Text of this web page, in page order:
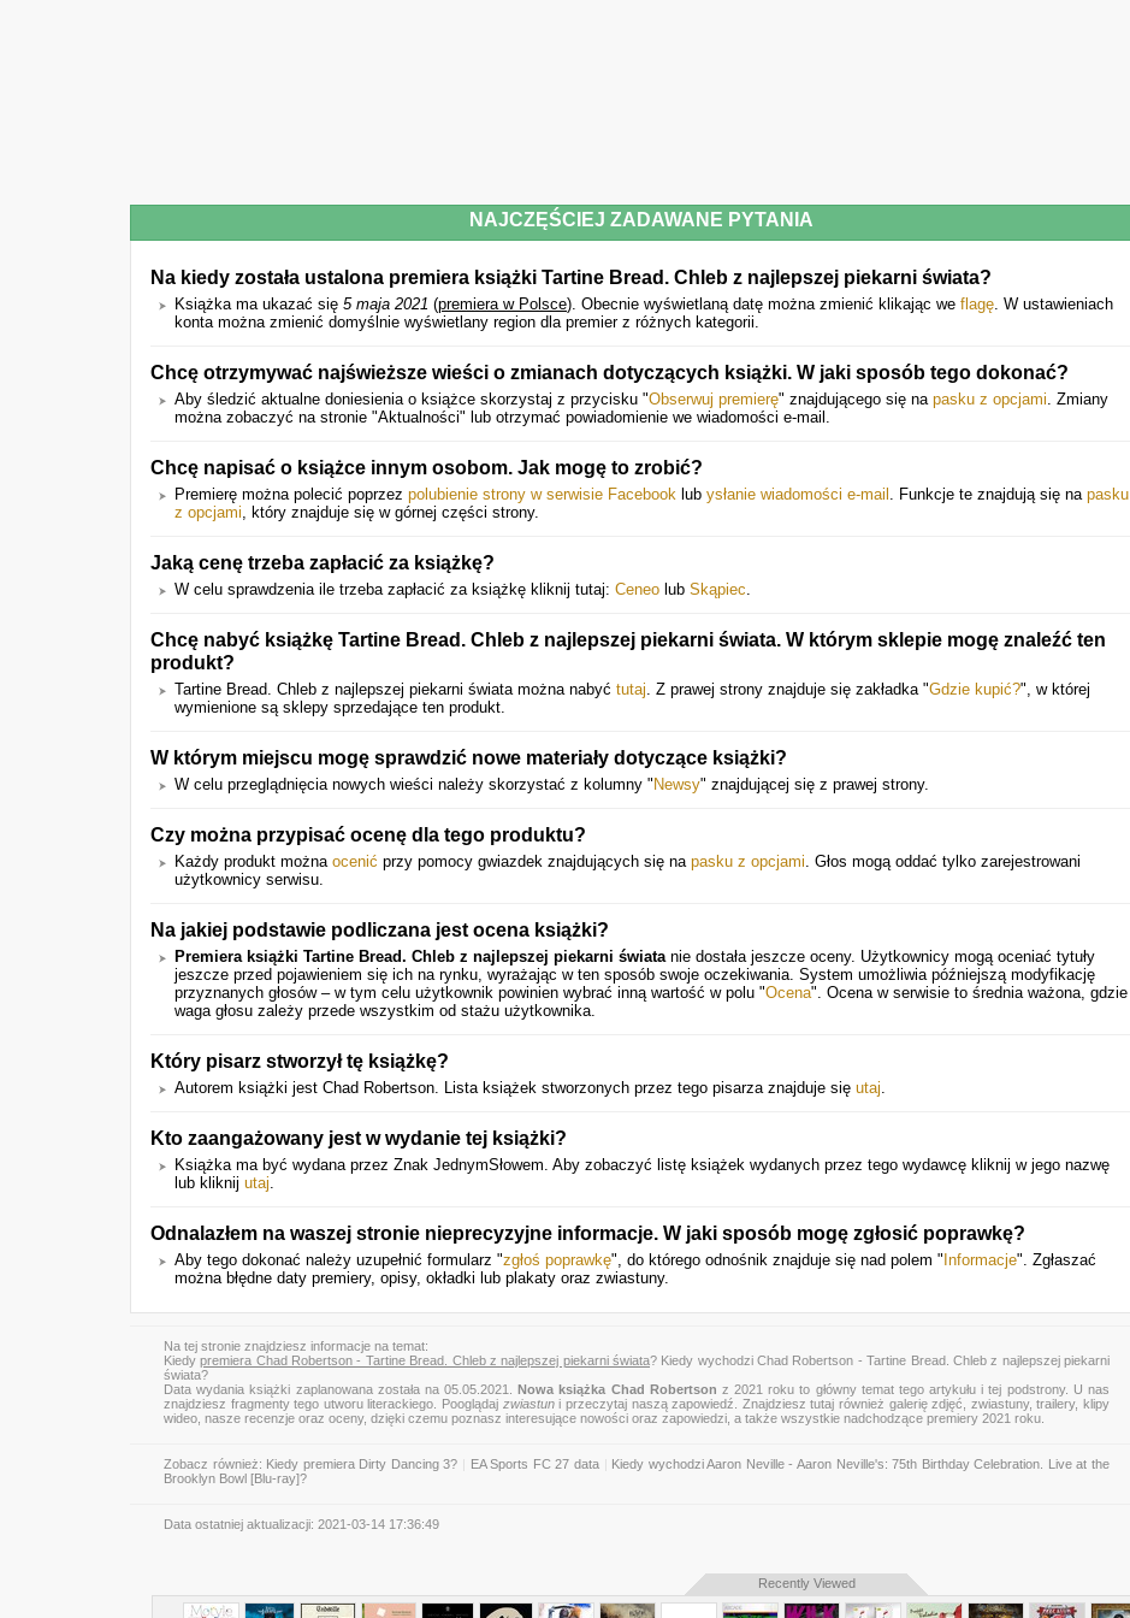
NAJCZĘŚCIEJ ZADAWANE PYTANIA
Na kiedy została ustalona premiera książki Tartine Bread. Chleb z najlepszej piekarni świata?
Książka ma ukazać się 5 maja 2021 (premiera w Polsce). Obecnie wyświetlaną datę można zmienić klikając we flagę. W ustawieniach
konta można zmienić domyślnie wyświetlany region dla premier z różnych kategorii.
Chcę otrzymywać najświeższe wieści o zmianach dotyczących książki. W jaki sposób tego dokonać?
Aby śledzić aktualne doniesienia o książce skorzystaj z przycisku "Obserwuj premierę" znajdującego się na pasku z opcjami. Zmiany
można zobaczyć na stronie "Aktualności" lub otrzymać powiadomienie we wiadomości e-mail.
Chcę napisać o książce innym osobom. Jak mogę to zrobić?
Premierę można polecić poprzez polubienie strony w serwisie Facebook lub ysłanie wiadomości e-mail . Funkcje te znajdują się na pasku
z opcjami, który znajduje się w górnej części strony.
Jaką cenę trzeba zapłacić za książkę?
W celu sprawdzenia ile trzeba zapłacić za książkę kliknij tutaj: Ceneo lub Skąpiec.
Chcę nabyć książkę Tartine Bread. Chleb z najlepszej piekarni świata. W którym sklepie mogę znaleźć ten
produkt?
Tartine Bread. Chleb z najlepszej piekarni świata można nabyć tutaj. Z prawej strony znajduje się zakładka "Gdzie kupić?", w której
wymienione są sklepy sprzedające ten produkt.
W którym miejscu mogę sprawdzić nowe materiały dotyczące książki?
W celu przeglądnięcia nowych wieści należy skorzystać z kolumny " Newsy" znajdującej się z prawej strony.
Czy można przypisać ocenę dla tego produktu?
Każdy produkt można ocenić przy pomocy gwiazdek znajdujących się na pasku z opcjami. Głos mogą oddać tylko zarejestrowani
użytkownicy serwisu.
Na jakiej podstawie podliczana jest ocena książki?
Premiera książki Tartine Bread. Chleb z najlepszej piekarni światanie dostała jeszcze oceny. Użytkownicy mogą oceniać tytuły
jeszcze przed pojawieniem się ich na rynku, wyrażając w ten sposób swoje oczekiwania. System umożliwia późniejszą modyfikację
przyznanych głosów – w tym celu użytkownik powinien wybrać inną wartość w polu "Ocena". Ocena w serwisie to średnia ważona, gdzie
waga głosu zależy przede wszystkim od stażu użytkownika.
Który pisarz stworzył tę książkę?
Autorem książki jest Chad Robertson. Lista książek stworzonych przez tego pisarza znajduje się utaj.
Kto zaangażowany jest w wydanie tej książki?
Książka ma być wydana przez Znak JednymSłowem. Aby zobaczyć listę książek wydanych przez tego wydawcę kliknij w jego nazwę
lub kliknij utaj.
Odnalazłem na waszej stronie nieprecyzyjne informacje. W jaki sposób mogę zgłosić poprawkę?
Aby tego dokonać należy uzupełnić formularz "zgłoś poprawkę", do którego odnośnik znajduje się nad polem " Informacje". Zgłaszać
można błędne daty premiery, opisy, okładki lub plakaty oraz zwiastuny.
Na tej stronie znajdziesz informacje na temat:
Kiedypremiera Chad Robertson - Tartine Bread. Chleb z najlepszej piekarni świata? Kiedy wychodzi Chad Robertson - Tartine Bread. Chleb z najlepszej piekarni
świata?
Data wydania książki zaplanowana została na 05.05.2021.Nowa książka Chad Robertson z 2021 roku to główny temat tego artykułu i tej podstrony. U nas
znajdziesz fragmenty tego utworu literackiego. Pooglądaj zwiastuni przeczytaj naszą zapowiedź. Znajdziesz tutaj również galerię zdjęć, zwiastuny, trailery, klipy
wideo, nasze recenzje oraz oceny, dzięki czemu poznasz interesujące nowości oraz zapowiedzi, a także wszystkie nadchodzące premiery 2021 roku.
Zobacz również: Kiedy premiera Dirty Dancing 3? EA Sports FC 27 data
Kiedy wychodzi Aaron Neville - Aaron Neville's: 75th Birthday Celebration. Live at the
Brooklyn Bowl [Blu-ray]?
Data ostatniej aktualizacji: 2021-03-14 17:36:49
Recently Viewed